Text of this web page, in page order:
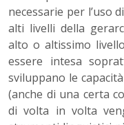
necessarie per l’uso
alti livelli della
alto o altissimo
essere intesa
sviluppano le
(anche di una certa
di volta in volta